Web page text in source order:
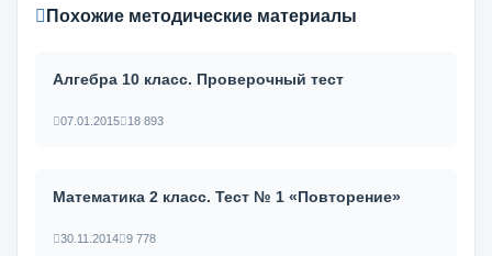
Похожие методические материалы
Алгебра 10 класс. Проверочный тест
07.01.2015 18 893
Математика 2 класс. Тест № 1 «Повторение»
30.11.2014 9 778